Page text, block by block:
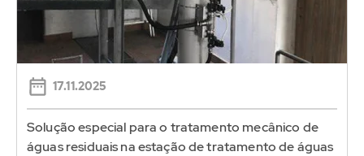
17.11.2025
Solução especial para o tratamento mecânico de
águas residuais na estação de tratamento de águas